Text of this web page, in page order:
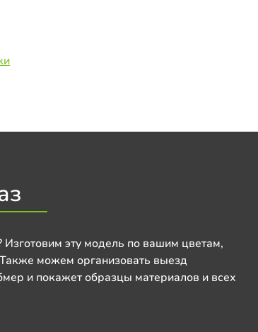
эту модель по вашим цветам,
можем организовать выезд
и покажет образцы материалов и всех